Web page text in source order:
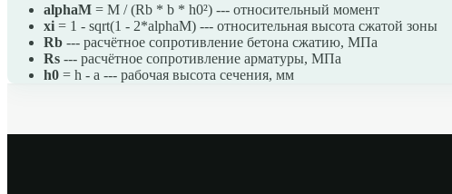
alphaM = M / (Rb * b * h0²) --- относительный момент
xi = 1 - sqrt(1 - 2*alphaM) --- относительная высота сжатой зоны
Rb --- расчётное сопротивление бетона сжатию, МПа
Rs --- расчётное сопротивление арматуры, МПа
h0 = h - a --- рабочая высота сечения, мм